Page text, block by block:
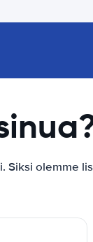
olemme